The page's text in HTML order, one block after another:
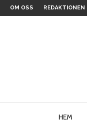
OM OSS REDAKTIONEN
HEM